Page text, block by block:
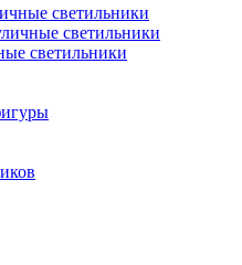
светильники
светильники
светильники